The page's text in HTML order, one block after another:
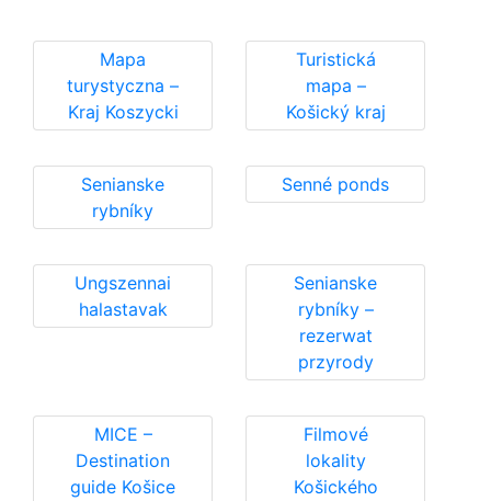
Mapa
turystyczna –
Kraj Koszycki
Turistická
mapa –
Košický kraj
Senianske
rybníky
Senné ponds
Ungszennai
halastavak
Senianske
rybníky –
rezerwat
przyrody
MICE –
Destination
guide Košice
Filmové
lokality
Košického